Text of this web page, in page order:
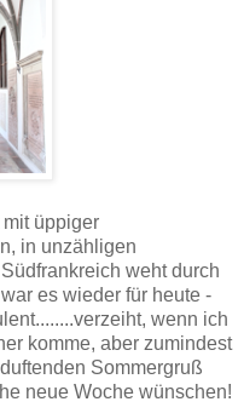
üppiger
in unzähligen
weht durch
es wieder für heute -
wenn ich
komme, aber zumindest
Sommergruß
neue Woche wünschen!